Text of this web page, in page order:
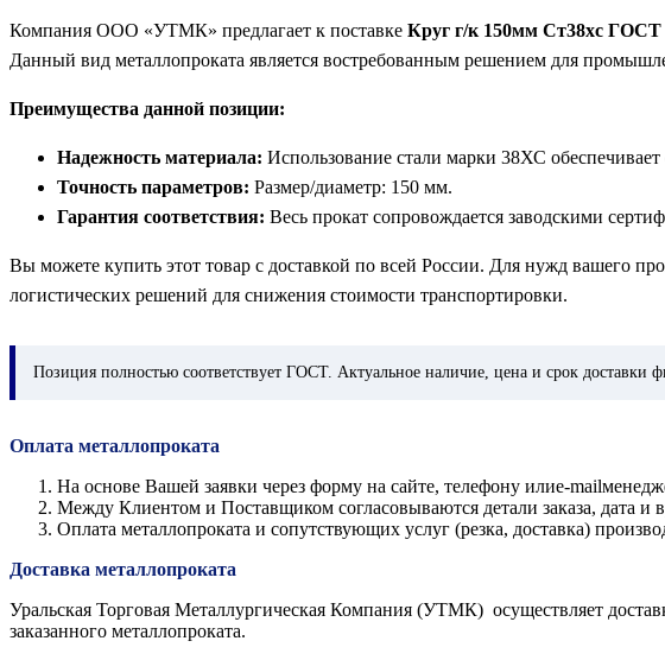
Компания ООО «УТМК» предлагает к поставке Круг г/к 150мм Ст38хс ГОСТ
Данный вид металлопроката является востребованным решением для
Преимущества данной позиции:
Надежность материала: Использование стали марки 38ХС
Точность параметров: Размер/диаметр: 150 мм.
Гарантия соответствия: Весь прокат сопровождается заводскими
Вы можете купить этот товар с доставкой по всей России. Для нужд вашего
логистических решений для снижения стоимости транспортировки.
Позиция полностью соответствует ГОСТ. Актуальное наличие, цена и срок доставки
Оплата металлопроката
На основе Вашей заявки через форму на сайте, телефону илиe-
Между Клиентом и Поставщиком согласовываются детали заказа, дата и
Оплата металлопроката и сопутствующих услуг (резка, доставка)
Доставка металлопроката
Уральская Торговая Металлургическая Компания (УТМК) осуществляет
заказанного металлопроката.